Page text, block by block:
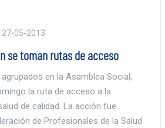
27-05-2013
se toman rutas de acceso
en la Asamblea Social,
la ruta de acceso a la
de calidad. La acción fue
de Profesionales de la Salud